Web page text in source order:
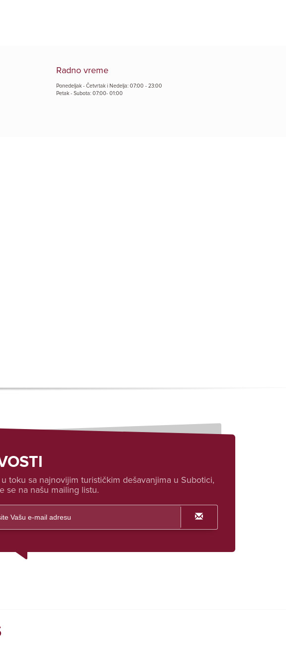
Radno vreme
Ponedeljak - Četvrtak i Nedelja: 07:00 - 23:00
Petak - Subota: 07:00- 01:00
toku sa najnovijim turističkim dešavanjima u Subotici,
se na našu mailing listu.